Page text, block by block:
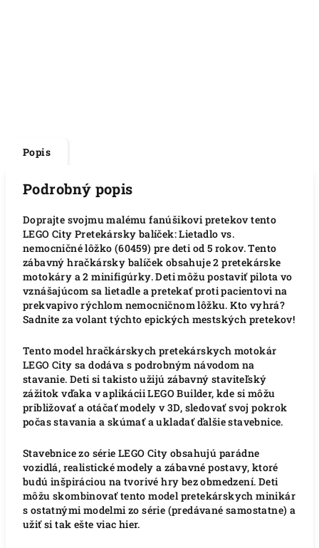
Popis
Podrobný popis
Doprajte svojmu malému fanúšikovi pretekov tento
LEGO City Pretekársky balíček: Lietadlo vs.
nemocničné lôžko (60459) pre deti od 5 rokov. Tento
zábavný hračkársky balíček obsahuje 2 pretekárske
motokáry a 2 minifigúrky. Deti môžu postaviť pilota vo
vznášajúcom sa lietadle a pretekať proti pacientovi na
prekvapivo rýchlom nemocničnom lôžku. Kto vyhrá?
Sadnite za volant týchto epických mestských pretekov!
Tento model hračkárskych pretekárskych motokár
LEGO City sa dodáva s podrobným návodom na
stavanie. Deti si takisto užijú zábavný staviteľský
zážitok vďaka v aplikácii LEGO Builder, kde si môžu
približovať a otáčať modely v 3D, sledovať svoj pokrok
počas stavania a skúmať a ukladať ďalšie stavebnice.
Stavebnice zo série LEGO City obsahujú parádne
vozidlá, realistické modely a zábavné postavy, ktoré
budú inšpiráciou na tvorivé hry bez obmedzení. Deti
môžu skombinovať tento model pretekárskych minikár
s ostatnými modelmi zo série (predávané samostatne) a
užiť si tak ešte viac hier.